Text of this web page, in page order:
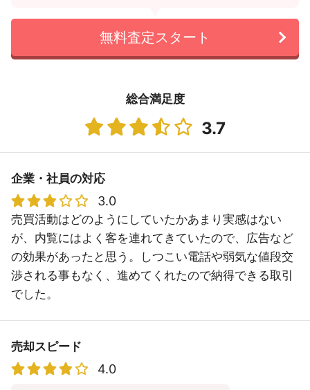
無料査定スタート
総合満足度
3.7
企業・社員の対応
3.0
売買活動はどのようにしていたかあまり実感はない
が、内覧にはよく客を連れてきていたので、広告など
の効果があったと思う。しつこい電話や弱気な値段交
渉される事もなく、進めてくれたので納得できる取引
でした。
売却スピード
4.0